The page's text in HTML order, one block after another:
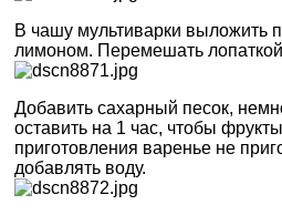
В чашу мультиварки выложить
лимоном. Перемешать
Добавить сахарный песок,
оставить на 1 час, чтобы
приготовления варенье не
добавлять воду.